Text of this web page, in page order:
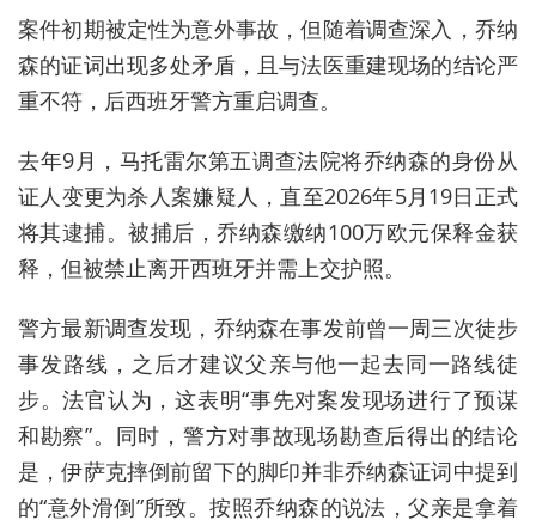
案件初期被定性为意外事故，但随着调查深入，乔纳
森的证词出现多处矛盾，且与法医重建现场的结论严
重不符，后西班牙警方重启调查。
去年9月，马托雷尔第五调查法院将乔纳森的身份从
证人变更为杀人案嫌疑人，直至2026年5月19日正式
将其逮捕。被捕后，乔纳森缴纳100万欧元保释金获
释，但被禁止离开西班牙并需上交护照。
警方最新调查发现，乔纳森在事发前曾一周三次徒步
事发路线，之后才建议父亲与他一起去同一路线徒
步。法官认为，这表明“事先对案发现场进行了预谋
和勘察”。同时，警方对事故现场勘查后得出的结论
是，伊萨克摔倒前留下的脚印并非乔纳森证词中提到
的“意外滑倒”所致。按照乔纳森的说法，父亲是拿着